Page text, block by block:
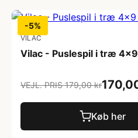
-5%
VILAC
Vilac - Puslespil i træ
VEJL. PRIS 179,00 kr
Køb her